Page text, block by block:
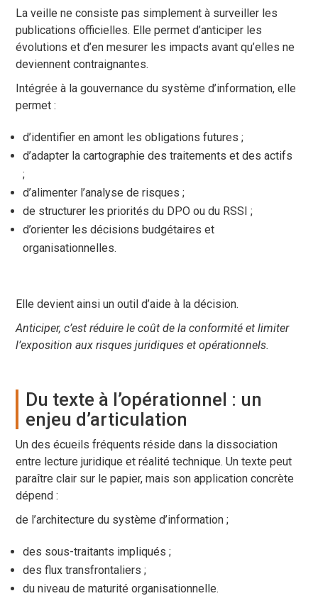
La veille ne consiste pas simplement à surveiller les
publications officielles. Elle permet d’anticiper les
évolutions et d’en mesurer les impacts avant qu’elles ne
deviennent contraignantes.
Intégrée à la gouvernance du système d’information, elle
permet :
d’identifier en amont les obligations futures ;
d’adapter la cartographie des traitements et des actifs
;
d’alimenter l’analyse de risques ;
de structurer les priorités du DPO ou du RSSI ;
d’orienter les décisions budgétaires et
organisationnelles.
Elle devient ainsi un outil d’aide à la décision.
Anticiper, c’est réduire le coût de la conformité et limiter
l’exposition aux risques juridiques et opérationnels.
Du texte à l’opérationnel : un
enjeu d’articulation
Un des écueils fréquents réside dans la dissociation
entre lecture juridique et réalité technique. Un texte peut
paraître clair sur le papier, mais son application concrète
dépend :
de l’architecture du système d’information ;
des sous-traitants impliqués ;
des flux transfrontaliers ;
du niveau de maturité organisationnelle.